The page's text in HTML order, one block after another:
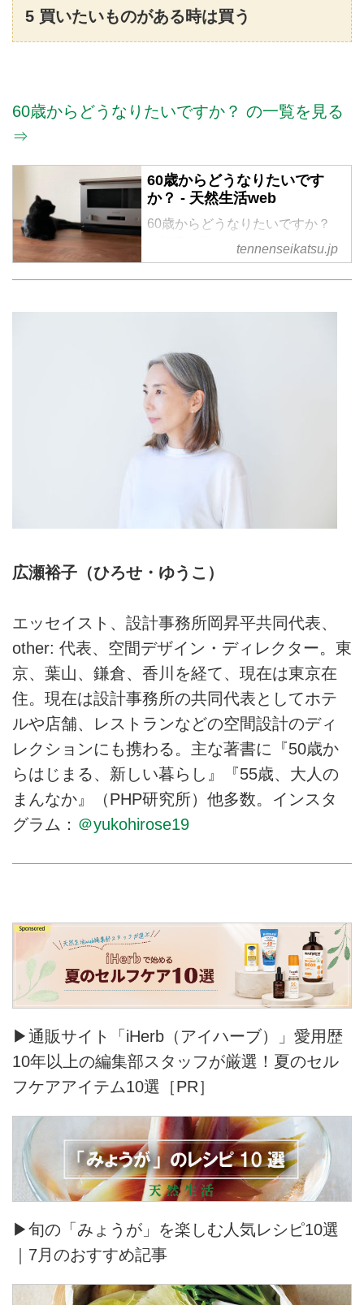
5 買いたいものがある時は買う
60歳からどうなりたいですか？ の一覧を見る
⇒
60歳からどうなりたいです
か？ - 天然生活web
60歳からどうなりたいですか？
tennenseikatsu.jp
広瀬裕子（ひろせ・ゆうこ）
エッセイスト、設計事務所岡昇平共同代表、
other: 代表、空間デザイン・ディレクター。東
京、葉山、鎌倉、香川を経て、現在は東京在
住。現在は設計事務所の共同代表としてホテ
ルや店舗、レストランなどの空間設計のディ
レクションにも携わる。主な著書に『50歳か
らはじまる、新しい暮らし』『55歳、大人の
まんなか』（PHP研究所）他多数。インスタ
グラム： ＠yukohirose19
▶通販サイト「iHerb（アイハーブ）」愛用歴
10年以上の編集部スタッフが厳選！夏のセル
フケアアイテム10選［PR］
▶旬の「みょうが」を楽しむ人気レシピ10選
｜7月のおすすめ記事